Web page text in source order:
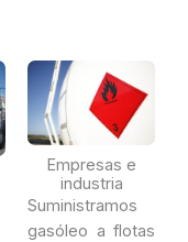
Empresas e
industria
Suministramos
gasóleo a flotas